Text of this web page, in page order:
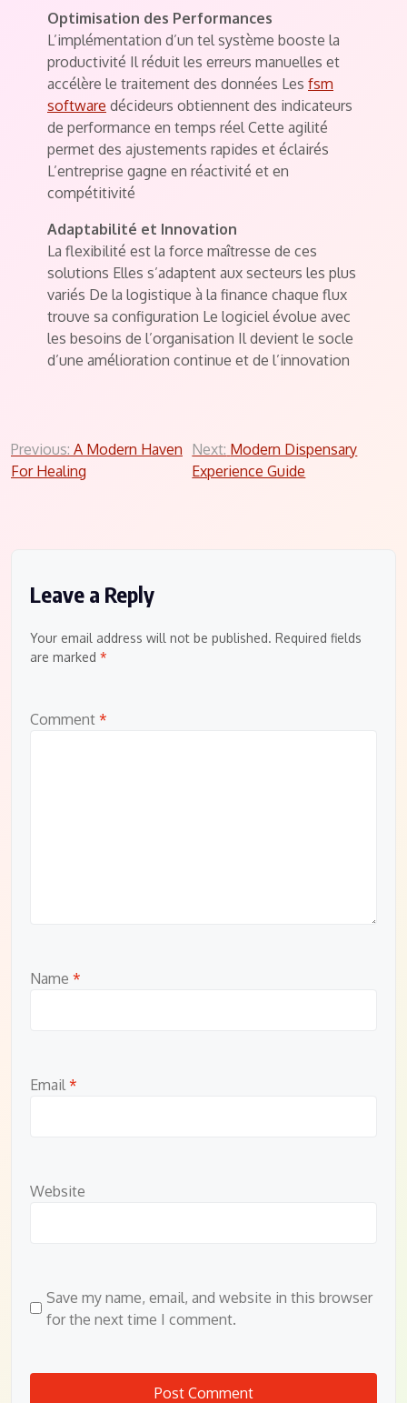
Optimisation des Performances
L’implémentation d’un tel système booste la
productivité Il réduit les erreurs manuelles et
accélère le traitement des données Les fsm
software décideurs obtiennent des indicateurs
de performance en temps réel Cette agilité
permet des ajustements rapides et éclairés
L’entreprise gagne en réactivité et en
compétitivité
Adaptabilité et Innovation
La flexibilité est la force maîtresse de ces
solutions Elles s’adaptent aux secteurs les plus
variés De la logistique à la finance chaque flux
trouve sa configuration Le logiciel évolue avec
les besoins de l’organisation Il devient le socle
d’une amélioration continue et de l’innovation
Post
navigation
Previous: A Modern Haven
For Healing
Next: Modern Dispensary
Experience Guide
Leave a Reply
Your email address will not be published. Required fields
are marked *
Comment *
Name *
Email *
Website
Save my name, email, and website in this browser
for the next time I comment.